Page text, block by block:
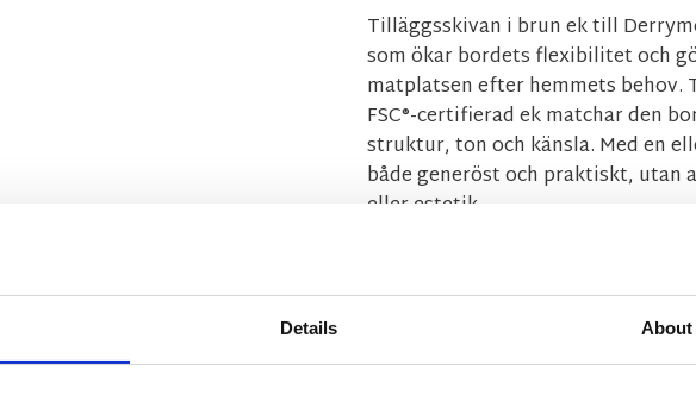
Details About
Tilläggsskivan i brun ek till
som ökar bordets flexibilitet och
matplatsen efter hemmets behov.
FSC®-certifierad ek matchar den
struktur, ton och känsla. Med en
både generöst och praktiskt,
eller estetik.
Skivan är enkel att montera. Ett
Derrymore ännu mer mångsidigt
MÅTT OCH SPECIFIKATIONER